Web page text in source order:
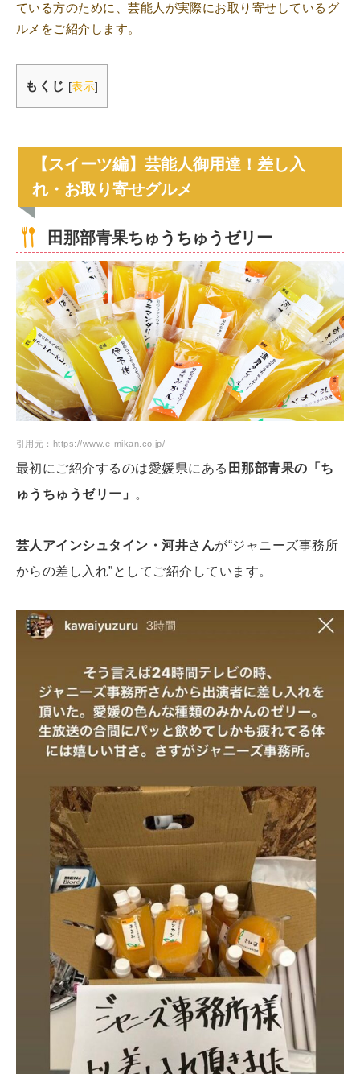
ている方のために、芸能人が実際にお取り寄せしているグ
ルメをご紹介します。
もくじ [表示]
【スイーツ編】芸能人御用達！差し入
れ・お取り寄せグルメ
田那部青果ちゅうちゅうゼリー
引用元：https://www.e-mikan.co.jp/
最初にご紹介するのは愛媛県にある 田那部青果の「ち
ゅうちゅうゼリー」 。
芸人アインシュタイン・河井さんが“ジャニーズ事務所
からの差し入れ”としてご紹介しています。